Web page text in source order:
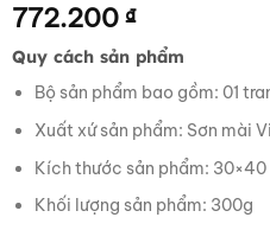
772.200 ₫
Quy cách sản phẩm
Bộ sản phẩm bao gồm: 01
Xuất xứ sản phẩm: Sơn mài
Kích thước sản phẩm:
Khối lượng sản phẩm: 300g